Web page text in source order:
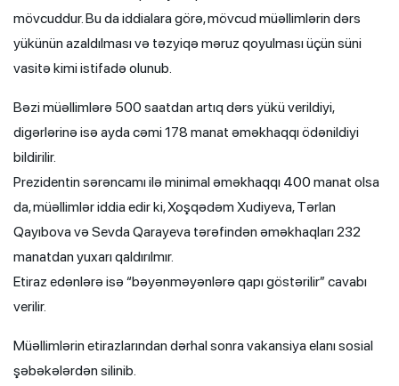
mövcuddur. Bu da iddialara görə, mövcud müəllimlərin dərs
yükünün azaldılması və təzyiqə məruz qoyulması üçün süni
vasitə kimi istifadə olunub.
Bəzi müəllimlərə 500 saatdan artıq dərs yükü verildiyi,
digərlərinə isə ayda cəmi 178 manat əməkhaqqı ödənildiyi
bildirilir.
Prezidentin sərəncamı ilə minimal əməkhaqqı 400 manat olsa
da, müəllimlər iddia edir ki, Xoşqədəm Xudiyeva, Tərlan
Qayıbova və Sevda Qarayeva tərəfindən əməkhaqları 232
manatdan yuxarı qaldırılmır.
Etiraz edənlərə isə “bəyənməyənlərə qapı göstərilir” cavabı
verilir.
Müəllimlərin etirazlarından dərhal sonra vakansiya elanı sosial
şəbəkələrdən silinib.